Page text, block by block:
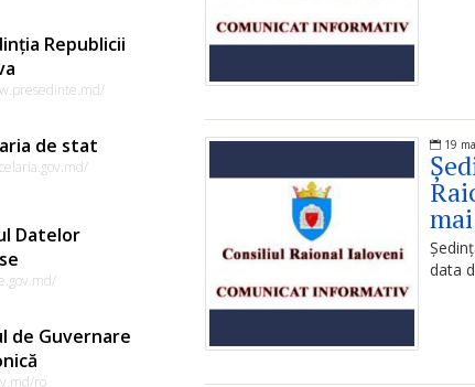
Republicii
de stat
Datelor
de Guvernare
ro
19
data